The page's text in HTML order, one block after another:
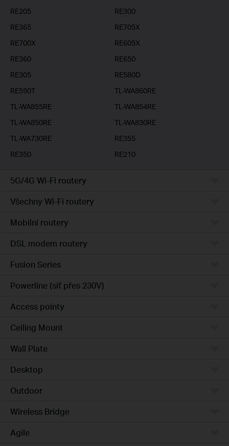
RE205
RE300
RE365
RE705X
RE700X
RE605X
RE360
RE650
RE305
RE580D
RE590T
TL-WA860RE
TL-WA855RE
TL-WA854RE
TL-WA850RE
TL-WA830RE
TL-WA730RE
RE355
RE350
RE210
5G/4G Wi-Fi routery
Všechny Wi-Fi routery
Mobilní routery
DSL modem routery
Fusion Series
Powerline (síť přes 230V)
Access pointy
Ceiling Mount
Wall Plate
Desktop
Outdoor
Wireless Bridge
Agile